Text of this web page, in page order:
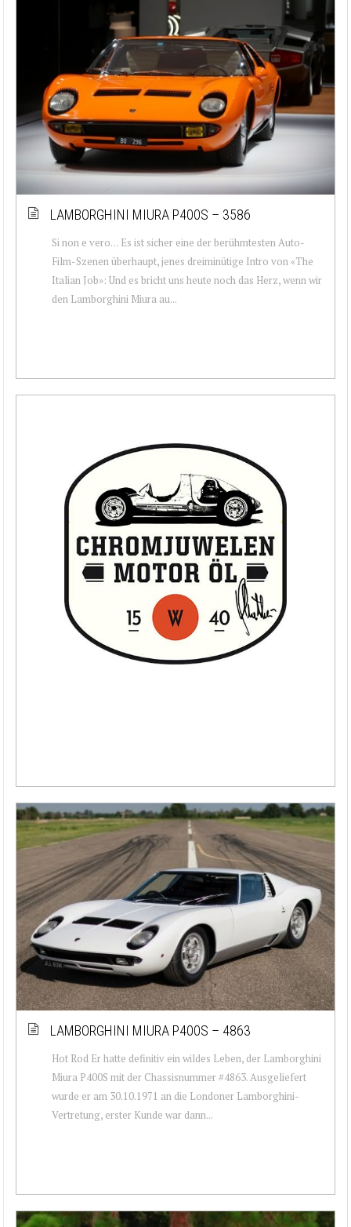
LAMBORGHINI MIURA P400S – 3586
Si non e vero… Es ist sicher eine der berühmtesten Auto-
Film-Szenen überhaupt, jenes dreiminütige Intro von «The
Italian Job»: Und es bricht uns heute noch das Herz, wenn wir
den Lamborghini Miura au...
LAMBORGHINI MIURA P400S – 4863
Hot Rod Er hatte definitiv ein wildes Leben, der Lamborghini
Miura P400S mit der Chassisnummer #4863. Ausgeliefert
wurde er am 30.10.1971 an die Londoner Lamborghini-
Vertretung, erster Kunde war dann...